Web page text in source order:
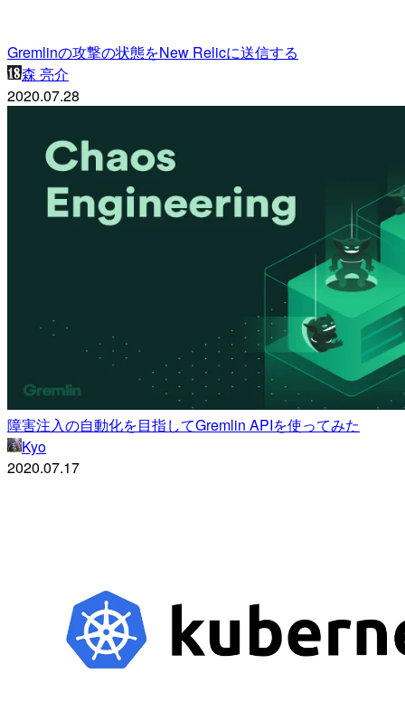
Gremlinの攻撃の状態をNew Relicに送信する
森 亮介
2020.07.28
障害注入の自動化を目指してGremlin APIを使ってみた
Kyo
2020.07.17